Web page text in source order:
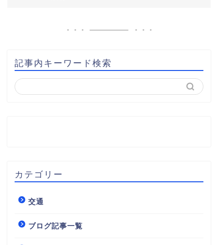
記事内キーワード検索
カテゴリー
交通
ブログ記事一覧